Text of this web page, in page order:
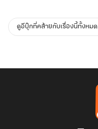
ดูอีบุ๊กที่คล้ายกับเรื่องนี้ทั้งหมด